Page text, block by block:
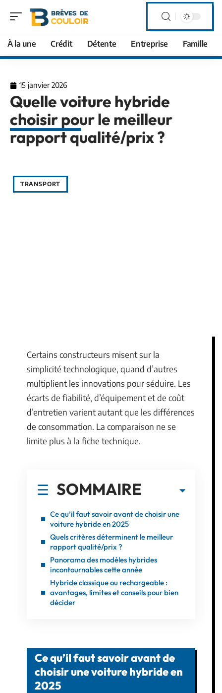
À la une Crédit Détente Entreprise Famille
15 janvier 2026
Quelle voiture hybride
choisir pour le meilleur
rapport qualité/prix ?
TRANSPORT
Certains constructeurs misent sur la
simplicité technologique, quand d’autres
multiplient les innovations pour séduire. Les
écarts de fiabilité, d’équipement et de coût
d’entretien varient autant que les différences
de consommation. La comparaison ne se
limite plus à la fiche technique.
SOMMAIRE
Ce qu’il faut savoir avant de choisir une
voiture hybride en 2025
Quels critères déterminent le meilleur
rapport qualité/prix ?
Panorama des modèles hybrides
incontournables cette année
Hybride classique ou rechargeable :
avantages, limites et conseils pour bien
décider
Ce qu’il faut savoir avant de
choisir une voiture hybride en
2025